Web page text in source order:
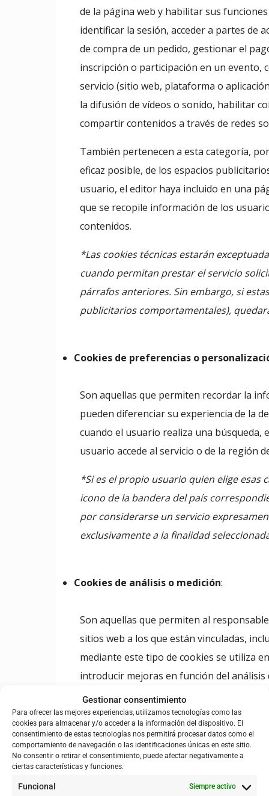
Gestionar consentimiento
Para ofrecer las mejores experiencias, utilizamos tecnologías como las
cookies para almacenar y/o acceder a la información del dispositivo. El
consentimiento de estas tecnologías nos permitirá procesar datos como el
comportamiento de navegación o las identificaciones únicas en este sitio.
No consentir o retirar el consentimiento, puede afectar negativamente a
ciertas características y funciones.
Funcional Siempre activo
de la página web y habilitar sus
identificar la sesión, acceder a partes de
de compra de un pedido, gestionar el
inscripción o participación en un evento,
servicio (sitio web, plataforma o
la difusión de vídeos o sonido, habilitar
compartir contenidos a través de redes
También pertenecen a esta categoría,
eficaz posible, de los espacios
usuario, el editor haya incluido en una
que se recopile información de los
contenidos.
*Las cookies técnicas estarán
cuando permitan prestar el servicio
párrafos anteriores. Sin embargo, si
publicitarios comportamentales),
Cookies de preferencias o
Son aquellas que permiten recordar la
pueden diferenciar su experiencia de la
cuando el usuario realiza una búsqueda,
usuario accede al servicio o de la región
*Si es el propio usuario quien elige esas
icono de la bandera del país
por considerarse un servicio
exclusivamente a la finalidad
Cookies de análisis o medición:
Son aquellas que permiten al
sitios web a los que están vinculadas,
mediante este tipo de cookies se utiliza
introducir mejoras en función del análisis
*Este tipo de cookies, a pesar de que
GT29 manifestó que es poco probable
primera parte, que traten datos
usos y se incluya la posibilidad de que